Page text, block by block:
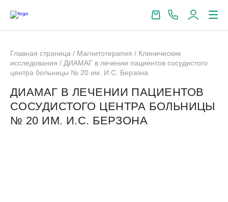
Главная страница / Магнитотерапия / Клинические
исследования / ДИАМАГ в лечении пациентов сосудистого
центра больницы № 20 им. И.С. Берзона
ДИАМАГ В ЛЕЧЕНИИ ПАЦИЕНТОВ
СОСУДИСТОГО ЦЕНТРА БОЛЬНИЦЫ
№ 20 ИМ. И.С. БЕРЗОНА